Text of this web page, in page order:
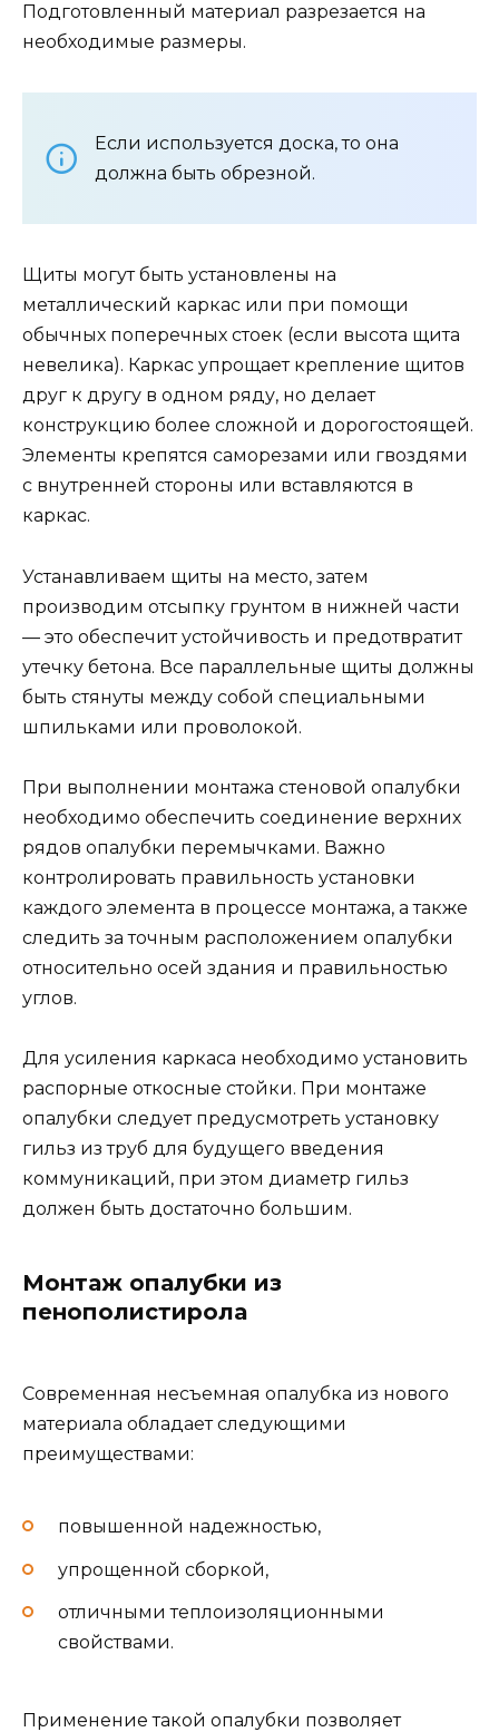
Подготовленный материал разрезается на
необходимые размеры.
Если используется доска, то она
должна быть обрезной.
Щиты могут быть установлены на
металлический каркас или при помощи
обычных поперечных стоек (если высота щита
невелика). Каркас упрощает крепление щитов
друг к другу в одном ряду, но делает
конструкцию более сложной и дорогостоящей.
Элементы крепятся саморезами или гвоздями
с внутренней стороны или вставляются в
каркас.
Устанавливаем щиты на место, затем
производим отсыпку грунтом в нижней части
— это обеспечит устойчивость и предотвратит
утечку бетона. Все параллельные щиты должны
быть стянуты между собой специальными
шпильками или проволокой.
При выполнении монтажа стеновой опалубки
необходимо обеспечить соединение верхних
рядов опалубки перемычками. Важно
контролировать правильность установки
каждого элемента в процессе монтажа, а также
следить за точным расположением опалубки
относительно осей здания и правильностью
углов.
Для усиления каркаса необходимо установить
распорные откосные стойки. При монтаже
опалубки следует предусмотреть установку
гильз из труб для будущего введения
коммуникаций, при этом диаметр гильз
должен быть достаточно большим.
Монтаж опалубки из
пенополистирола
Современная несъемная опалубка из нового
материала обладает следующими
преимуществами:
повышенной надежностью,
упрощенной сборкой,
отличными теплоизоляционными
свойствами.
Применение такой опалубки позволяет